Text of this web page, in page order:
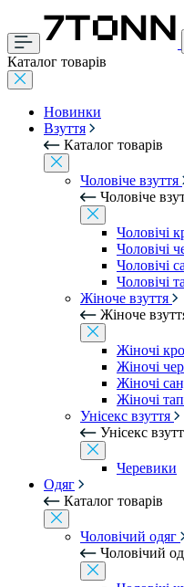
Каталог товарів
Новинки
Взуття
Каталог товарів
Чоловіче взуття
Чоловіче
Чоловічі
Чоловічі
Чоловічі
Чоловічі
Жіноче взуття
Жіноче
Жіночі
Жіночі
Жіночі
Жіночі
Унісекс взуття
Унісекс
Черевики
Одяг
Каталог товарів
Чоловічий одяг
Чоловічий